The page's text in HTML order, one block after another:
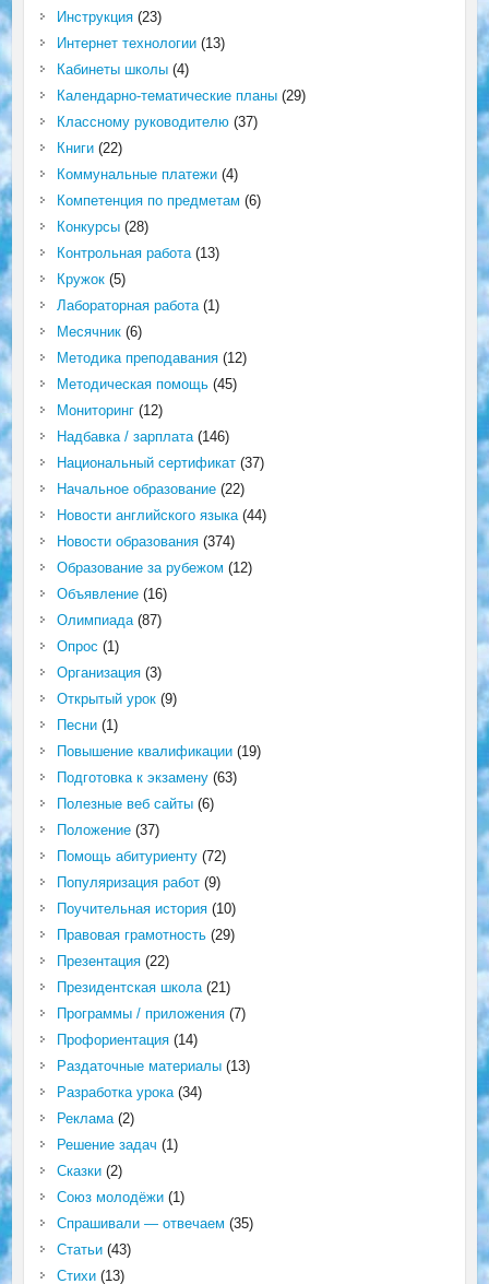
Инструкция(23)
Интернет технологии(13)
Кабинеты школы(4)
Календарно-тематические планы(29)
Классному руководителю(37)
Книги(22)
Коммунальные платежи(4)
Компетенция по предметам (6)
Конкурсы(28)
Контрольная работа(13)
Кружок(5)
Лабораторная работа(1)
Месячник(6)
Методика преподавания(12)
Методическая помощь(45)
Мониторинг(12)
Надбавка / зарплата(146)
Национальный сертификат(37)
Начальное образование(22)
Новости английского языка(44)
Новости образования(374)
Образование за рубежом (12)
Объявление(16)
Олимпиада(87)
Опрос (1)
Организация(3)
Открытый урок(9)
Песни(1)
Повышение квалификации(19)
Подготовка к экзамену(63)
Полезные веб сайты(6)
Положение(37)
Помощь абитуриенту(72)
Популяризация работ(9)
Поучительная история(10)
Правовая грамотность(29)
Презентация(22)
Президентская школа(21)
Программы / приложения(7)
Профориентация(14)
Раздаточные материалы(13)
Разработка урока(34)
Реклама(2)
Решение задач (1)
Сказки(2)
Союз молодёжи(1)
Спрашивали — отвечаем (35)
Статьи(43)
Стихи(13)